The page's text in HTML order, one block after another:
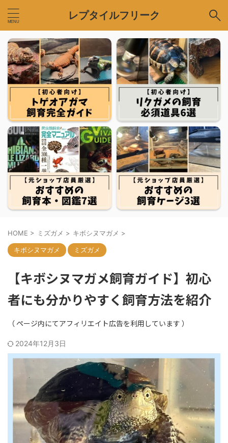
レプタイルフリーク
HOME > ミズガメ > キボシヌマガメ >
キボシヌマガメ ミズガメ
【キボシヌマガメ飼育ガイド】初心
者にも分かりやすく飼育方法を紹介
2024年12月3日